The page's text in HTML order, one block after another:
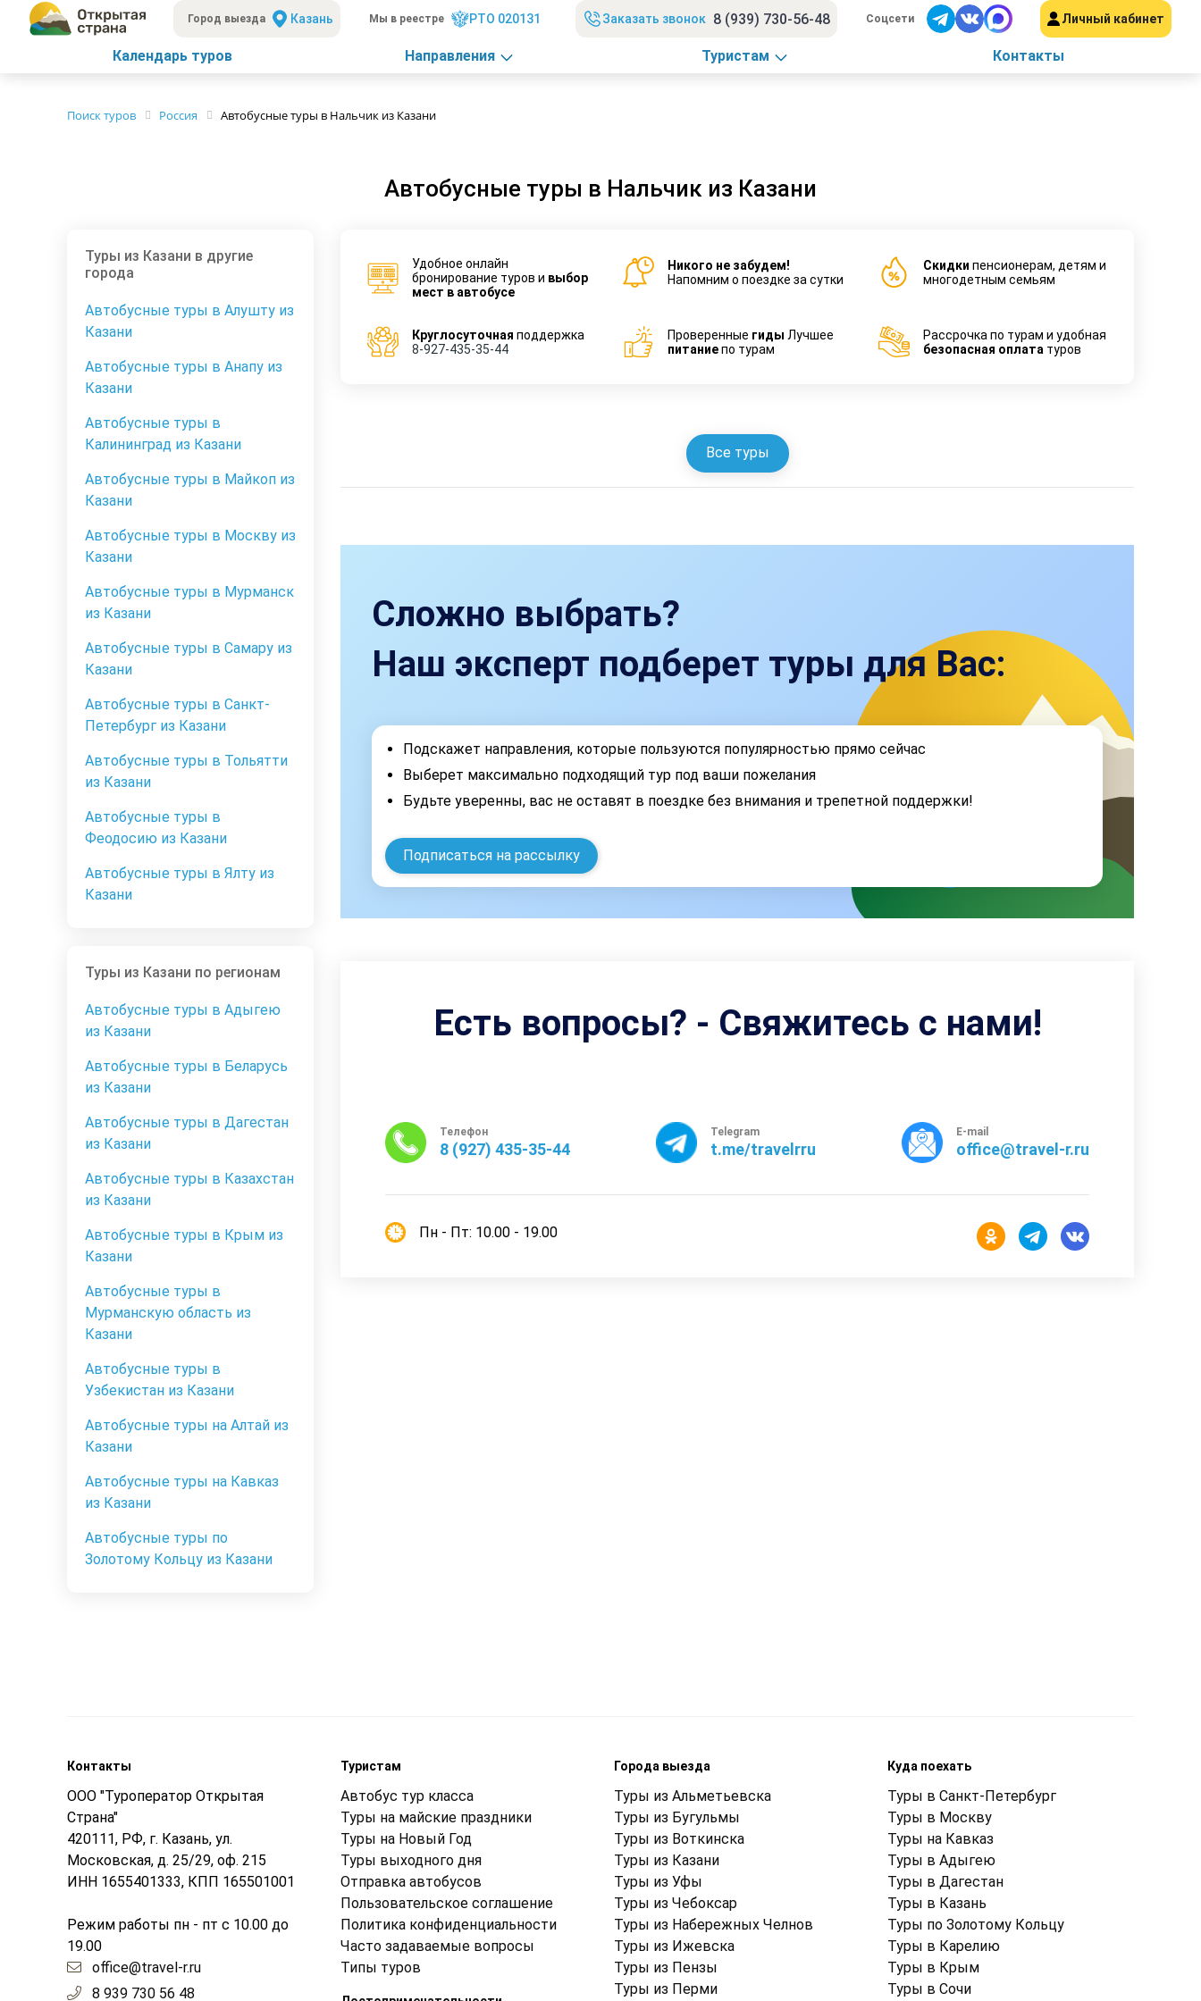
Город выезда Казань Мы в реестре РТО 020131 Заказать звонок 8 (939) 730-56-48 Соцсети Личный кабинет
Календарь туров Направления Туристам Контакты
Поиск туров Россия Автобусные туры в Нальчик из Казани
Автобусные туры в Нальчик из Казани
Туры из Казани в другие
города
Автобусные туры в Алушту из
Казани
Автобусные туры в Анапу из
Казани
Автобусные туры в
Калининград из Казани
Автобусные туры в Майкоп из
Казани
Автобусные туры в Москву из
Казани
Автобусные туры в Мурманск
из Казани
Автобусные туры в Самару из
Казани
Автобусные туры в Санкт-
Петербург из Казани
Автобусные туры в Тольятти
из Казани
Автобусные туры в
Феодосию из Казани
Автобусные туры в Ялту из
Казани
Туры из Казани по регионам
Автобусные туры в Адыгею
из Казани
Автобусные туры в Беларусь
из Казани
Автобусные туры в Дагестан
из Казани
Автобусные туры в Казахстан
из Казани
Автобусные туры в Крым из
Казани
Автобусные туры в
Мурманскую область из
Казани
Автобусные туры в
Узбекистан из Казани
Автобусные туры на Алтай из
Казани
Автобусные туры на Кавказ
из Казани
Автобусные туры по
Золотому Кольцу из Казани
Удобное онлайн
бронирование туров и выбор
мест в автобусе
Никого не забудем!
Напомним о поездке за сутки
Cкидки пенсионерам, детям и
многодетным семьям
Круглосуточная поддержка
8-927-435-35-44
Проверенные гиды Лучшее
питаниепо турам
Рассрочка по турам и удобная
безопасная оплата туров
Все туры
Сложно выбрать?
Наш эксперт подберет туры для Вас:
Подскажет направления, которые пользуются популярностью прямо сейчас
Выберет максимально подходящий тур под ваши пожелания
Будьте уверенны, вас не оставят в поездке без внимания и трепетной поддержки!
Подписаться на рассылку
Есть вопросы? - Свяжитесь с нами!
Телефон
8 (927) 435-35-44
Telegram
t.me/travelrru
E-mail
office@travel-r.ru
Пн - Пт: 10.00 - 19.00
Контакты
ООО "Туроператор Открытая
Страна"
420111, РФ, г. Казань, ул.
Московская, д. 25/29, оф. 215
ИНН 1655401333, КПП 165501001
Режим работы пн - пт с 10.00 до
19.00
office@travel-r.ru
8 939 730 56 48
Туристам
Автобус тур класса
Туры на майские праздники
Туры на Новый Год
Туры выходного дня
Отправка автобусов
Пользовательское соглашение
Политика конфиденциальности
Часто задаваемые вопросы
Типы туров
Города выезда
Туры из Альметьевска
Туры из Бугульмы
Туры из Воткинска
Туры из Казани
Туры из Уфы
Туры из Чебоксар
Туры из Набережных Челнов
Туры из Ижевска
Туры из Пензы
Туры из Перми
Куда поехать
Туры в Санкт-Петербург
Туры в Москву
Туры на Кавказ
Туры в Адыгею
Туры в Дагестан
Туры в Казань
Туры по Золотому Кольцу
Туры в Карелию
Туры в Крым
Туры в Cочи